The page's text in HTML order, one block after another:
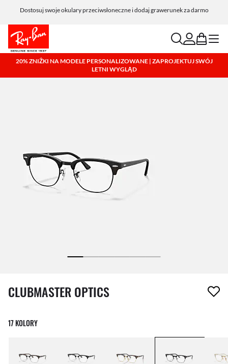
Dostosuj swoje okulary przeciwsłoneczne i dodaj grawerunek za darmo
searchaccount
bag menu
20% ZNIŻKI NA MODELE PERSONALIZOWANE | ZAPROJEKTUJ SWÓJ
LETNI WYGLĄD
1 element został usunięty z Twojej listy życzeń
CLUBMASTER OPTICS
17 KOLORY